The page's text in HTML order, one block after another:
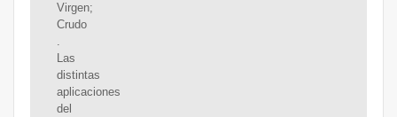
Virgen;
Crudo
.
Las
distintas
aplicaciones
del